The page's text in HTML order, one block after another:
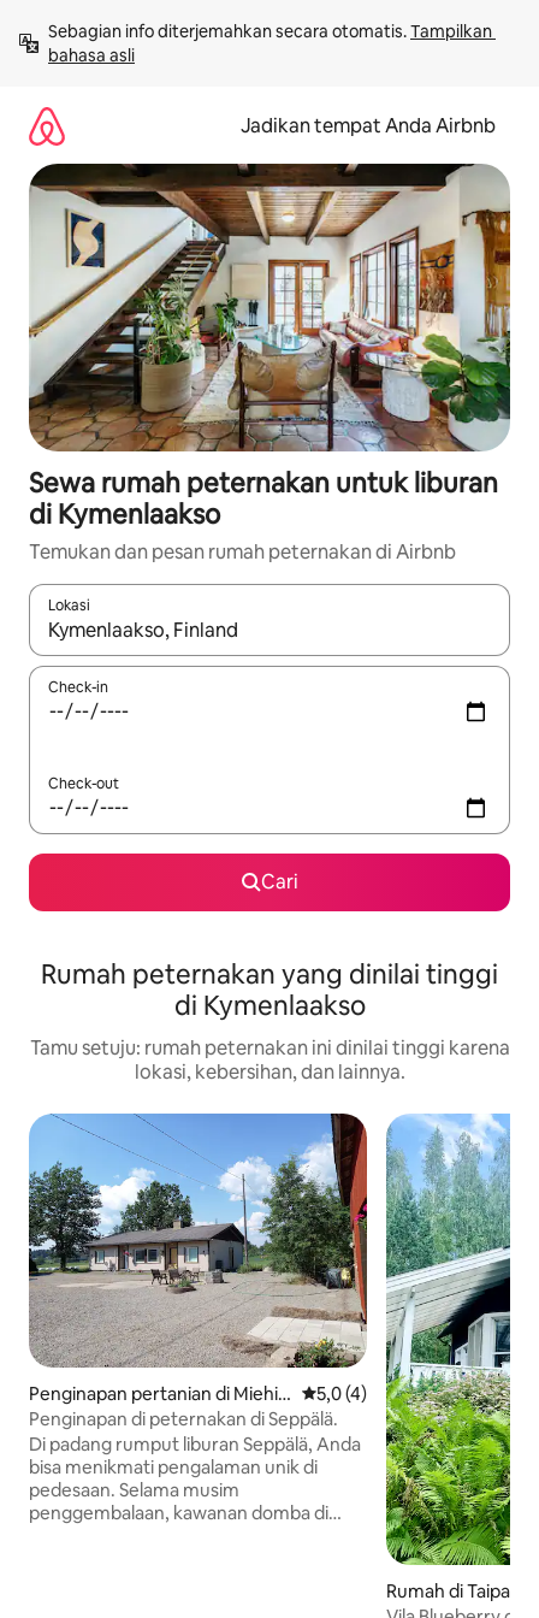
langsung
lihat
Sebagian info diterjemahkan secara otomatis. Tampilkan
bahasa asli
Jadikan tempat Anda Airbnb
Sewa rumah peternakan untuk liburan
di Kymenlaakso
Temukan dan pesan rumah peternakan di Airbnb
Lokasi
Jika hasil yang dicari tersedia, telusuri dengan tombol panah
Check-in
Check-out
Cari
Rumah peternakan yang dinilai tinggi
di Kymenlaakso
Tamu setuju: rumah peternakan ini dinilai tinggi karena
lokasi, kebersihan, dan lainnya.
Penginapan pertanian di Miehik
kälä
Nilai rata-rata 5,0 dari 5, 4
5,0 (4)
Penginapan di peternakan di Seppälä.
Di padang rumput liburan Seppälä, Anda
bisa menikmati pengalaman unik di
pedesaan. Selama musim
penggembalaan, kawanan domba di
Rumah di